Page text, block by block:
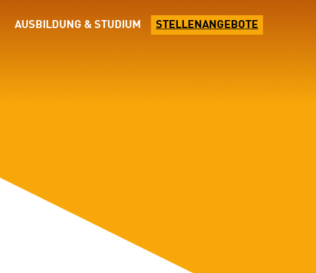
AUSBILDUNG & STUDIUM STELLENANGEBOTE